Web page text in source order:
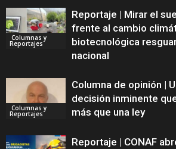
Columnas y
Reportajes
Reportaje | Mirar el
frente al cambio
biotecnológica
nacional
Columnas y
Reportajes
Columna de opinión |
decisión inminente
más que una ley
Reportaje | CONAF